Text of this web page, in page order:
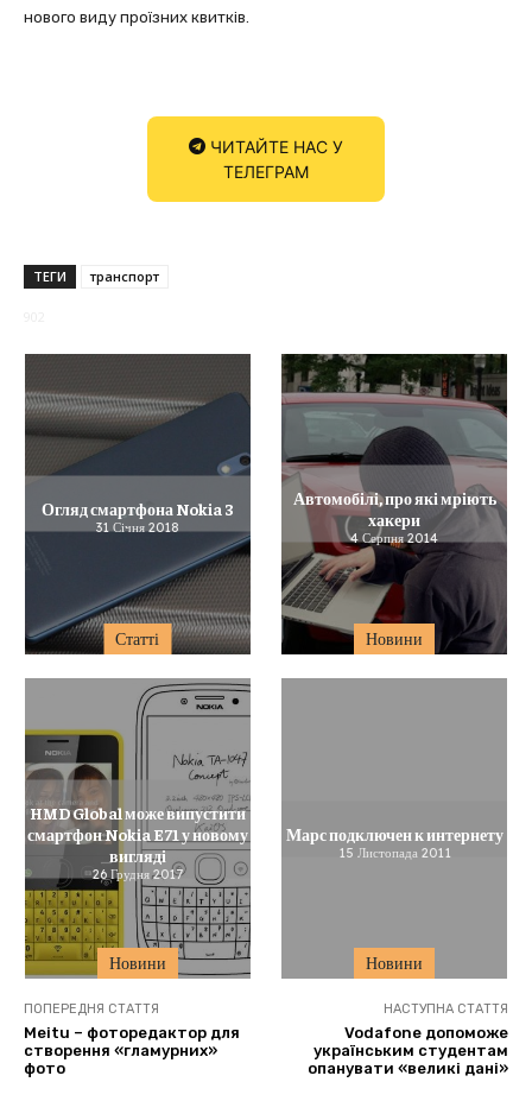
нового виду проїзних квитків.
ЧИТАЙТЕ НАС У
ТЕЛЕГРАМ
ТЕГИ транспорт
Статті
Огляд смартфона Nokia 3
31 Січня 2018
Новини
Автомобілі, про які мріють
хакери
4 Серпня 2014
Новини
HMD Global може випустити
смартфон Nokia E71 у новому
вигляді
26 Грудня 2017
Новини
Марс подключен к интернету
15 Листопада 2011
ПОПЕРЕДНЯ СТАТТЯ
Meitu – фоторедактор для
створення «гламурних»
фото
НАСТУПНА СТАТТЯ
Vodafone допоможе
українським студентам
опанувати «великі дані»